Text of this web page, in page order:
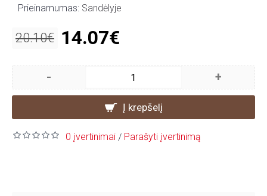
Prieinamumas: Sandėlyje
20.10€ 14.07€
- +
Į krepšelį
0 įvertinimai / Parašyti įvertinimą